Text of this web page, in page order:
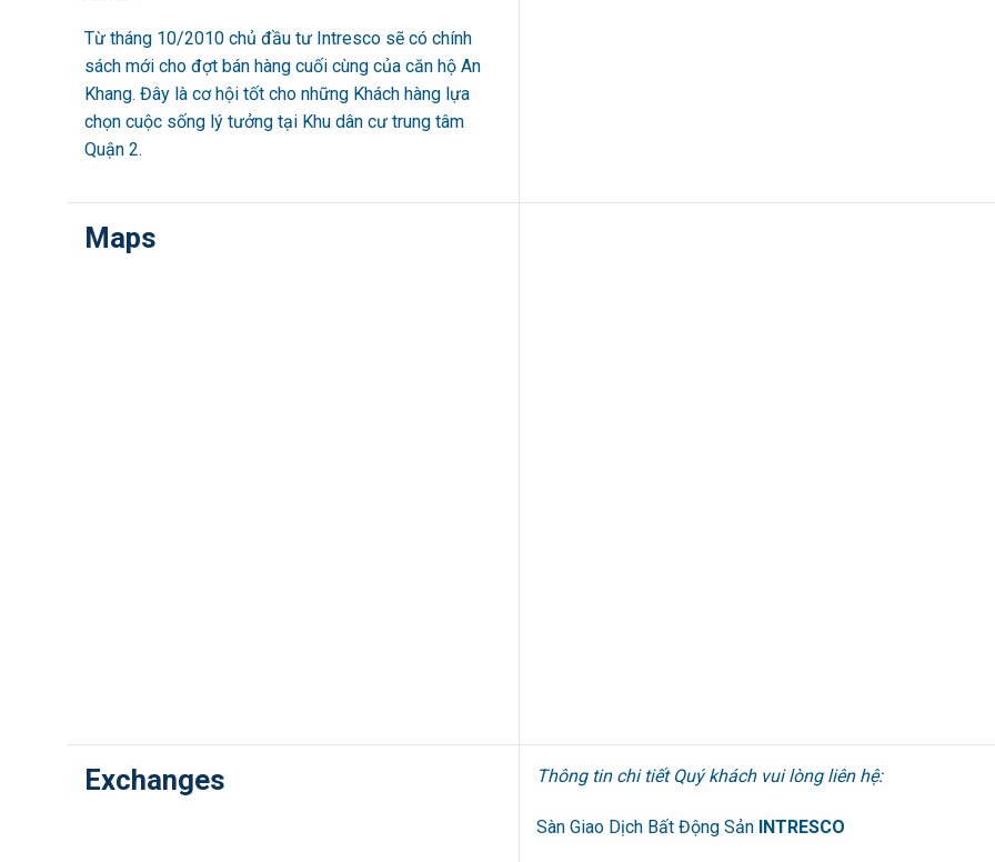
Từ tháng 10/2010 chủ đầu tư Intresco sẽ có chính
sách mới cho đợt bán hàng cuối cùng của căn hộ An
Khang. Đây là cơ hội tốt cho những Khách hàng lựa
chọn cuộc sống lý tưởng tại Khu dân cư trung tâm
Quận 2.
Maps
Exchanges Thông tin chi tiết Quý khách vui lòng liên hệ:
Sàn Giao Dịch Bất Động Sản INTRESCO